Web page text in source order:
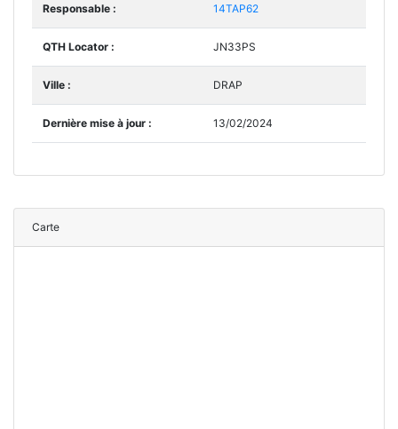
Responsable : 14TAP62
QTH Locator : JN33PS
Ville : DRAP
Dernière mise à jour : 13/02/2024
Carte